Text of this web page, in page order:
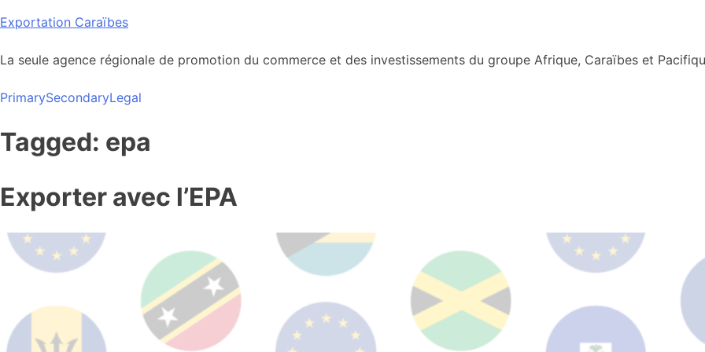
Skip
content
Exportation Caraïbes
La seule agence régionale de promotion du commerce et des investissements du groupe Afrique, Caraïbes et
PrimarySecondaryLegal
Tagged: epa
Exporter avec l’EPA